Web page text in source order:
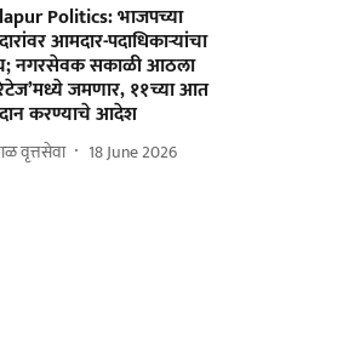
Politics: भाजपच्या
आमदार-पदाधिकाऱ्यांचा
नगरसेवक सकाळी आठला
जमणार, ११च्या आत
करण्याचे आदेश
वृत्तसेवा 18 June 2026